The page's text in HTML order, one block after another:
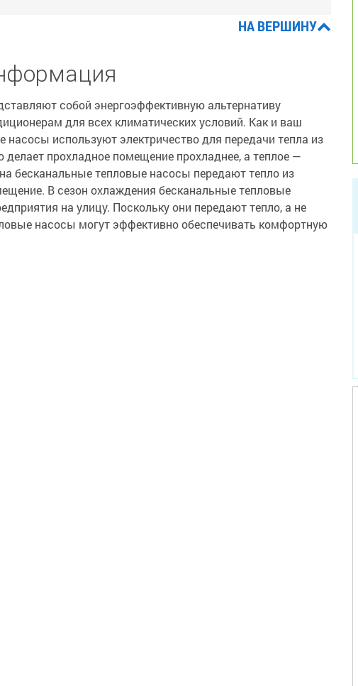
НА ВЕРШИНУ
собой энергоэффективную альтернативу
для всех климатических условий. Как и ваш
насосы используют электричество для передачи тепла из
делает прохладное помещение прохладнее, а теплое —
бесканальные тепловые насосы передают тепло из
В сезон охлаждения бесканальные тепловые
на улицу. Поскольку они передают тепло, а не
насосы могут эффективно обеспечивать комфортную